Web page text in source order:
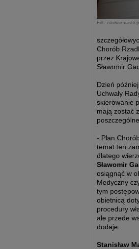
Fot. zdrowemiasto.pl
Chorób
przez
Sławomir
Dzień później
Uchwały
skierowanie
mają zostać
- Plan
temat ten
dlatego
Sławomir
osiągnąć w
Medyczny
tym
obietnicą
procedury
ale przede
dodaje.
Stanisław